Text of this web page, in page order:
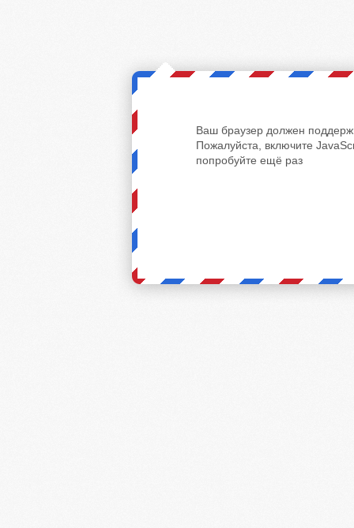
Ваш браузер должен
Пожалуйста, включите
попробуйте ещё раз